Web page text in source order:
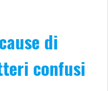
di
confusi